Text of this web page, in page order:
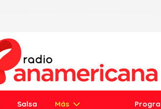
Salsa Más